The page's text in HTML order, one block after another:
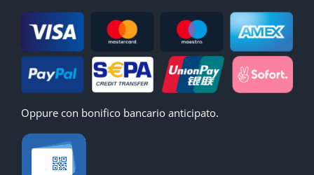
Oppure con bonifico bancario anticipato.